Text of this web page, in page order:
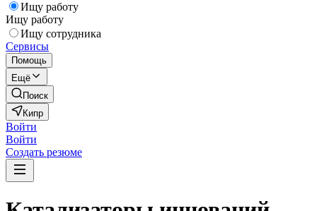
Ищу работу
Ищу работу
Ищу сотрудника
Сервисы
Помощь
Ещё
Поиск
Кипр
Войти
Войти
Создать резюме